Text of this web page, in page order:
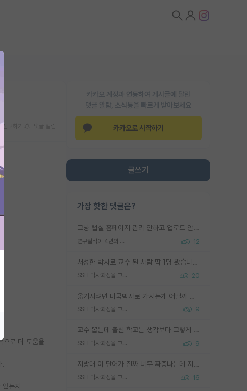
카카오 계정과 연동하여 게시글에 달린
댓글 알람, 소식등을 빠르게 받아보세요
카카오로 시작하기
글쓰기
가장 핫한 댓글은?
그냥 랩실 홈페이지 관리 안하고 업로드 안한거 아님?
연구실적이 4년의 공백이 있는거 어떻게 생각하냐 12
서성한 박사로 교수 된 사람 딱 1명 봤습니다. 근데 지방대 박사로 교수된 거는 기적이 일어나야되요. 서성한 학부부터여도 빡센게 교수임용일텐데 지방대박사로 무슨 교수가 되나요...... 중소기업/중견기업 팀장급/연구소장급이나 될거 같네요.
SSH 박사과정을 그만두고 지방대 박사로 옮기면 교수의 꿈은 끝일까요? 20
옮기시려면 미국박사로 가시는게 어떨까 싶네요. 교수가 꿈이면 미국박사 하고 미국교수 까지 같이 노리시는게 기회가 많지 않을까요?
SSH 박사과정을 그만두고 지방대 박사로 옮기면 교수의 꿈은 끝일까요? 9
교수 뽑는데 출신 학교는 생각보다 그렇게 안 봄. 앞으로는 더 안 보게 될거임. 박사는 어디서 진행해도 됨. 단, 제대로 쌓고 좋은 실적 만들 수 있다면. 그런데 지방대는 그럴 가능성이 지극히 낮음. 나만 열심히 잘 하면 된다? 인간은 주변 환경에 지배되는 나약한 존재임. 주변의 지방대 대학원생과 섞이고 지방 특유의 여유로움 또는 나쁘게 얘기해서 나태함에 젖어 살다보면 교수의 꿈 자체를 잊어버리게 될 가능성도 있음. 주변 환경이 70~80%임.
SSH 박사과정을 그만두고 지방대 박사로 옮기면 교수의 꿈은 끝일까요? 9
지방대 이 단어가 진짜 너무 짜증나는데 지방대면 다 그냥 쓰레기인가요? 무슨 말 같지도 않은 댓글들이 있는건지??? 지방에도 충분히 좋은 대학 많고 충분히 잘하는 교수님들 많습니다 포항공대 4개 IST 대표 지거국들 여기 모두 다 지방에 있고 여기 출신들 중에 교수하는 분들 적지 않습니다 지거국 출신이 무슨 교수를 하냐?라고 생각할 사람들 많은데 상위 대표 지거국에 아웃라이어들 많습니다 결국 개인의 연구역량과 실적이 중요합니다 이 역량을 펼치는데 있어서 지도교수와의 합도 중요합니다. 그리고 경력이 필요하면 해외포닥까지 다녀오세요
SSH 박사과정을 그만두고 지방대 박사로 옮기면 교수의 꿈은 끝일까요? 16
으로 더 도움을
.
는지